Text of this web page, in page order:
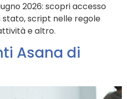
2026: scopri accesso
script nelle regole
e altro.
Asana di